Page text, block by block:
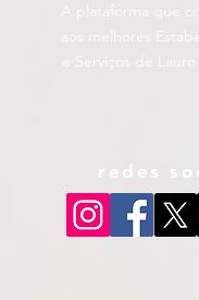
A plataforma que
aos melhores
redes